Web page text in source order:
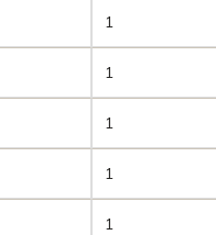
1
1
1
1
1